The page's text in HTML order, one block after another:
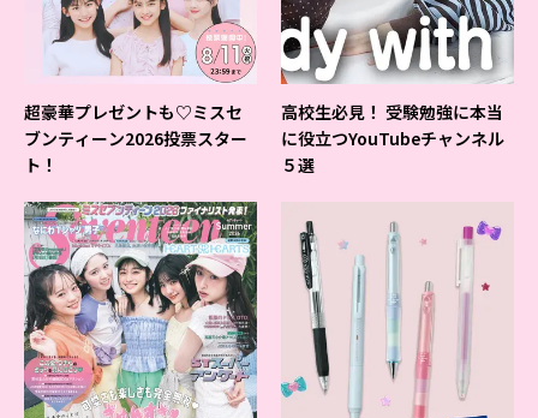
超豪華プレゼントも♡ミスセ
ブンティーン2026投票スター
ト！
高校生必見！ 受験勉強に本当
に役立つYouTubeチャンネル
５選